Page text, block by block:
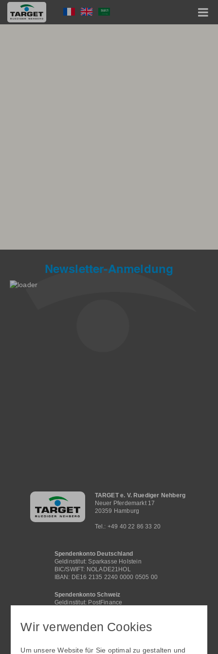
Direkt
zum
Inhalt
Language
Menu
Newsletter-Anmeldung
Hauptnavigation
TARGET e. V. Ruediger Nehberg
Neuer Pferdemarkt 17
20359 Hamburg
Tel.: +49 40 22 86 33 20
Spendenkonto Deutschland
Geldinstitut: Sparkasse Holstein
BIC/SWIFT: NOLADE21HOL
IBAN: DE16 2135 2240 0000 0505 00
Spendenkonto Schweiz
Geldinstitut: PostFinance
BIC/SWIFT: NOLADE21HOL
Wir verwenden Cookies
Um unsere Website für Sie optimal zu gestalten und